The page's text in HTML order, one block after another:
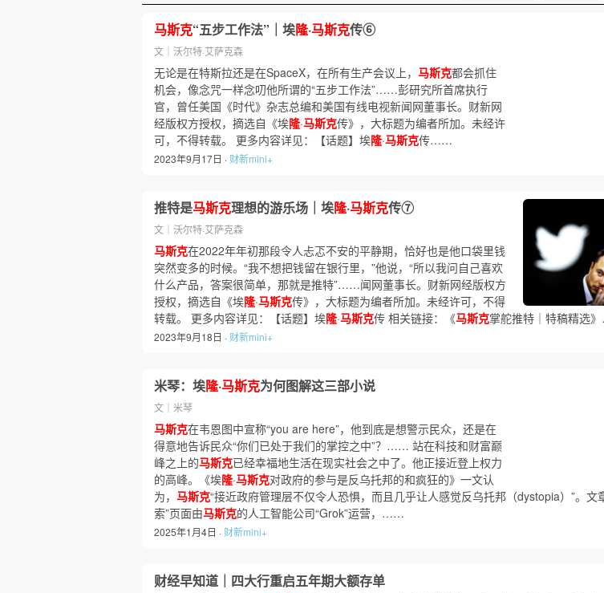
马斯克“五步工作法”｜埃隆·马斯克传⑥
文｜沃尔特·艾萨克森
无论是在特斯拉还是在SpaceX，在所有生产会议上， 马斯克都会抓住
机会，像念咒一样念叨他所谓的“五步工作法”……彭研究所首席执行
官，曾任美国《时代》杂志总编和美国有线电视新闻网董事长。财新网
经版权方授权，摘选自《埃隆·马斯克传》，大标题为编者所加。未经许
可，不得转载。 更多内容详见：【话题】埃隆·马斯克传……
2023年9月17日 · 财新mini+
推特是马斯克理想的游乐场｜埃隆·马斯克传⑦
文｜沃尔特·艾萨克森
马斯克在2022年年初那段令人忐忑不安的平静期，恰好也是他口袋里钱
突然变多的时候。“我不想把钱留在银行里，”他说，“所以我问自己喜欢
什么产品，答案很简单，那就是推特”……闻网董事长。财新网经版权方
授权，摘选自《埃隆·马斯克传》，大标题为编者所加。未经许可，不得
转载。 更多内容详见：【话题】埃隆·马斯克传 相关链接：《马斯克掌舵推特｜特稿精选
2023年9月18日 · 财新mini+
米琴：埃隆·马斯克为何图解这三部小说
文｜米琴
马斯克在韦恩图中宣称“you are here”，他到底是想警示民众，还是在
得意地告诉民众“你们已处于我们的掌控之中”？…… 站在科技和财富巅
峰之上的马斯克已经幸福地生活在现实社会之中了。他正接近登上权力
的高峰。《埃隆·马斯克对政府的参与是反乌托邦的和疯狂的》一文认
为， 马斯克“接近政府管理层不仅令人恐惧，而且几乎让人感觉反乌托邦（dystopia）”。文
索”页面由马斯克的人工智能公司“Grok”运营，……
2025年1月4日 · 财新mini+
财经早知道｜四大行重启五年期大额存单